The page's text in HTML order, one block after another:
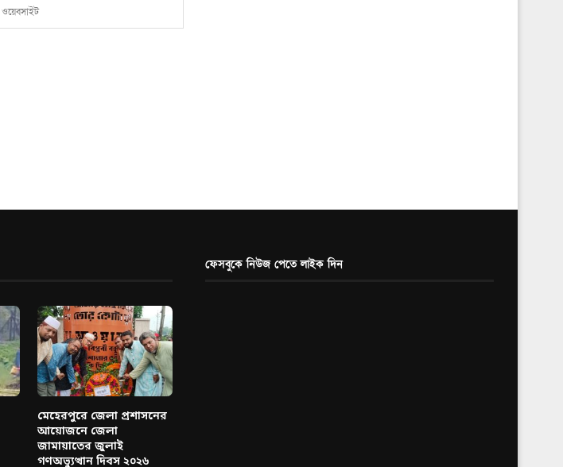
মেহেরপুরে জেলা প্রশাসনের
আয়োজনে জেলা
জামায়াতের জুলাই
গণঅভ্যুত্থান দিবস ২০২৬
ফেসবুকে নিউজ পেতে লাইক দিন